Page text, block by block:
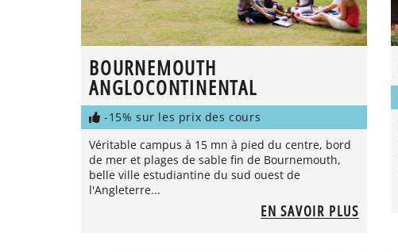
BOURNEMOUTH
ANGLOCONTINENTAL
-15% sur les prix des cours
Véritable campus à 15 mn à pied du centre, bord
de mer et plages de sable fin de Bournemouth,
belle ville estudiantine du sud ouest de
l'Angleterre...
EN SAVOIR PLUS